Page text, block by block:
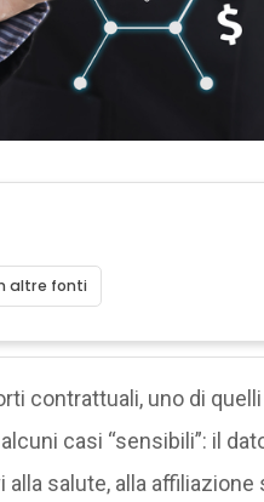
altre fonti
contrattuali, uno di
casi “sensibili”: il
salute, alla affiliazione